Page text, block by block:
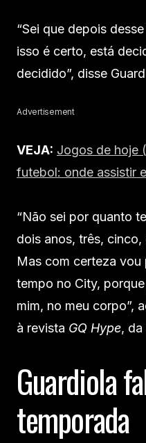
“Sei que depois
isso é certo, está
decidido”, disse
Advertisement
VEJA: Jogos de hoje
futebol: onde assistir
“Não sei por quanto
dois anos, três,
Mas com certeza vou
tempo no City,
mim, no meu corpo”,
à revista GQ Hype, da
Guardiola
temporada